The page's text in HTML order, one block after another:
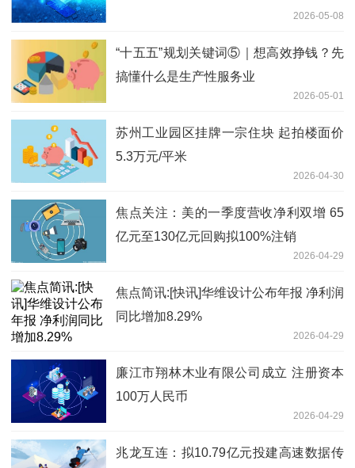
2026-05-08
“十五五”规划关键词⑤｜想高效挣钱？先
搞懂什么是生产性服务业
2026-05-01
苏州工业园区挂牌一宗住块 起拍楼面价
5.3万元/平米
2026-04-30
焦点关注：美的一季度营收净利双增 65
亿元至130亿元回购拟100%注销
2026-04-29
焦点简讯:[快讯]华维设计公布年报 净利润
同比增加8.29%
2026-04-29
廉江市翔林木业有限公司成立 注册资本
100万人民币
2026-04-29
兆龙互连：拟10.79亿元投建高速数据传